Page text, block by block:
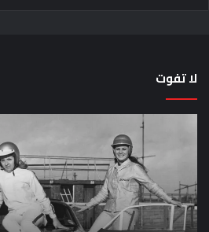
لا تفوت
لماذا
من
المشاركة
في